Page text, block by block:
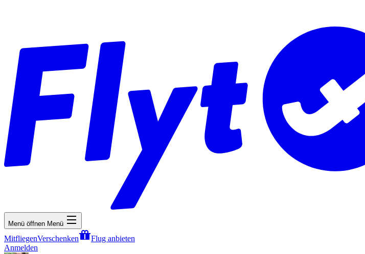
Menü öffnen Menü
MitfliegenVerschenken
Flug anbieten
Anmelden